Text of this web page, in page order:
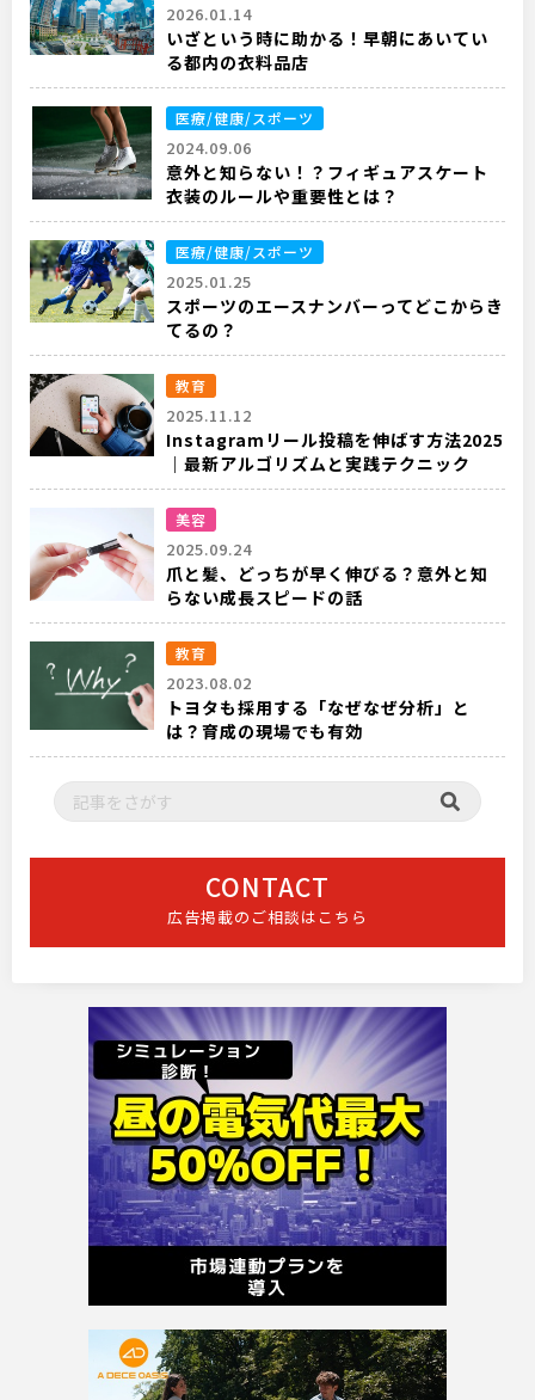
2026.01.14
いざという時に助かる！早朝にあいてい
る都内の衣料品店
医療/健康/スポーツ
2024.09.06
意外と知らない！？フィギュアスケート
衣装のルールや重要性とは？
医療/健康/スポーツ
2025.01.25
スポーツのエースナンバーってどこからき
てるの？
教育
2025.11.12
Instagramリール投稿を伸ばす方法2025
｜最新アルゴリズムと実践テクニック
美容
2025.09.24
爪と髪、どっちが早く伸びる？意外と知
らない成長スピードの話
教育
2023.08.02
トヨタも採用する「なぜなぜ分析」と
は？育成の現場でも有効
CONTACT
広告掲載のご相談はこちら